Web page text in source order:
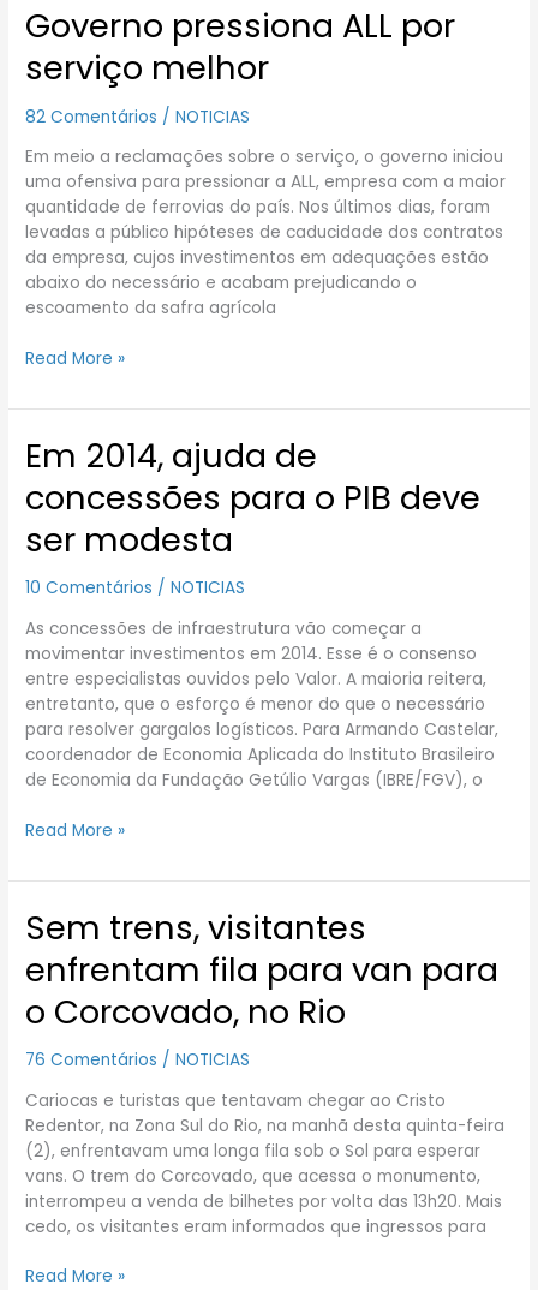
Governo pressiona ALL por
serviço melhor
82 Comentários /NOTICIAS
Em meio a reclamações sobre o serviço, o governo iniciou
uma ofensiva para pressionar a ALL, empresa com a maior
quantidade de ferrovias do país. Nos últimos dias, foram
levadas a público hipóteses de caducidade dos contratos
da empresa, cujos investimentos em adequações estão
abaixo do necessário e acabam prejudicando o
escoamento da safra agrícola
Governo
pressiona
ALL
serviço
Read More »
Em 2014, ajuda de
concessões para o PIB deve
ser modesta
10 Comentários /NOTICIAS
As concessões de infraestrutura vão começar a
movimentar investimentos em 2014. Esse é o consenso
entre especialistas ouvidos pelo Valor. A maioria reitera,
entretanto, que o esforço é menor do que o necessário
para resolver gargalos logísticos. Para Armando Castelar,
coordenador de Economia Aplicada do Instituto Brasileiro
de Economia da Fundação Getúlio Vargas (IBRE/FGV), o
Em
2014,
ajuda
concessões
o
PIB
deve
ser
modesta
Read More »
Sem trens, visitantes
enfrentam fila para van para
o Corcovado, no Rio
76 Comentários /NOTICIAS
Cariocas e turistas que tentavam chegar ao Cristo
Redentor, na Zona Sul do Rio, na manhã desta quinta-feira
(2), enfrentavam uma longa fila sob o Sol para esperar
vans. O trem do Corcovado, que acessa o monumento,
interrompeu a venda de bilhetes por volta das 13h20. Mais
cedo, os visitantes eram informados que ingressos para
Sem
trens,
visitantes
fila
van
para
o
Corcovado,
no
Rio
Read More »